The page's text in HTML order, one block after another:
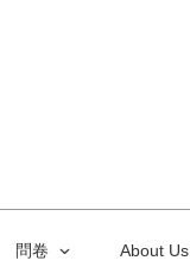
問卷 About Us